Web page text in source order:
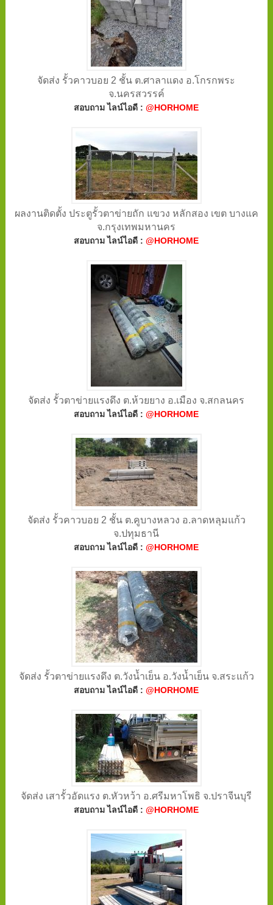
จัดส่ง รั้วคาวบอย 2 ชั้น ต.ศาลาแดง อ.โกรกพระ
จ.นครสวรรค์
สอบถาม ไลน์ไอดี :@HORHOME
ผลงานติดตั้ง ประตูรั้วตาข่ายถัก แขวง หลักสอง เขต บางแค
จ.กรุงเทพมหานคร
สอบถาม ไลน์ไอดี :@HORHOME
จัดส่ง รั้วตาข่ายแรงดึง ต.ห้วยยาง อ.เมือง จ.สกลนคร
สอบถาม ไลน์ไอดี :@HORHOME
จัดส่ง รั้วคาวบอย 2 ชั้น ต.คูบางหลวง อ.ลาดหลุมแก้ว
จ.ปทุมธานี
สอบถาม ไลน์ไอดี :@HORHOME
จัดส่ง รั้วตาข่ายแรงดึง ต.วังน้ำเย็น อ.วังน้ำเย็น จ.สระแก้ว
สอบถาม ไลน์ไอดี :@HORHOME
จัดส่ง เสารั้วอัดแรง ต.หัวหว้า อ.ศรีมหาโพธิ จ.ปราจีนบุรี
สอบถาม ไลน์ไอดี :@HORHOME